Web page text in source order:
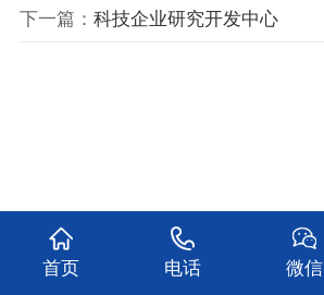
下一篇： 科技企业研究开发中心
首页 电话 微信